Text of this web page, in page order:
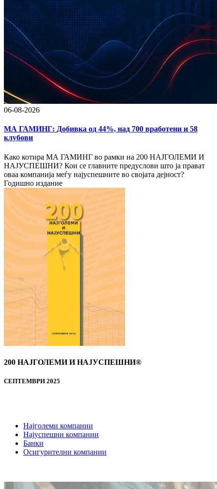
06-08-2026
МА ГАМИНГ: Добивка од 44%, над 700 вработени и 58
клубови
Како котира МА ГАМИНГ во рамки на 200 НАЈГОЛЕМИ И
НАЈУСПЕШНИ? Кои се главните предуслови што ја прават
оваа компанија меѓу најуспешните во својата дејност?
Годишно издание
200 НАЈГОЛЕМИ И НАЈУСПЕШНИ®
СЕПТЕМВРИ 2025
Најголеми компании
Најуспешни компании
Банки
Осигурителни компании